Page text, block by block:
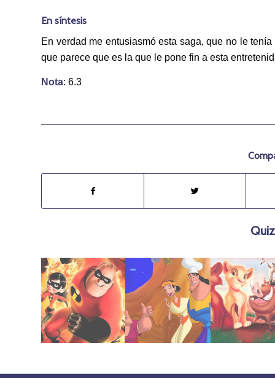
En síntesis
En verdad me entusiasmó esta saga, que no le
que parece que es la que le pone fin a esta
Nota: 6.3
2005 | Las